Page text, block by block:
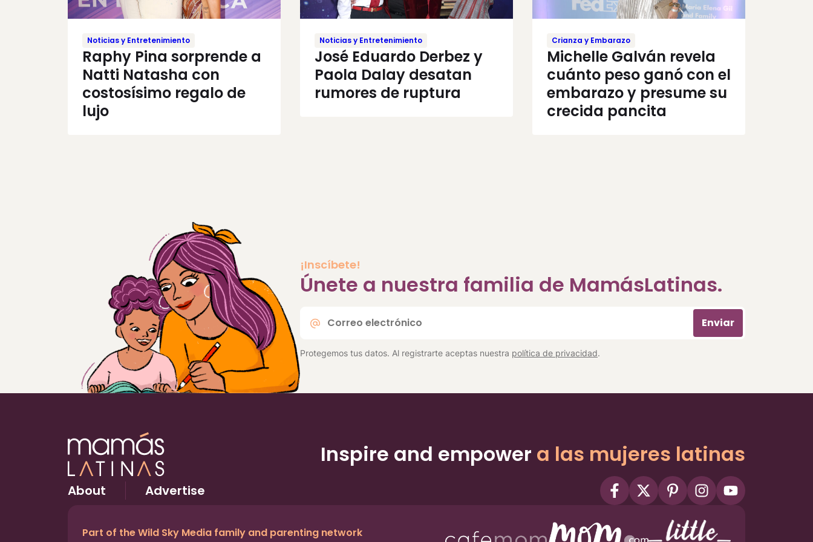
Noticias y Entretenimiento
Raphy Pina sorprende a
Natti Natasha con
costosísimo regalo de
lujo
Noticias y Entretenimiento
José Eduardo Derbez y
Paola Dalay desatan
rumores de ruptura
Crianza y Embarazo
Michelle Galván revela
cuánto peso ganó con el
embarazo y presume su
crecida pancita
¡Inscíbete!
Únete a nuestra familia de MamásLatinas.
electrónico
Enviar
Protegemos tus datos. Al registrarte aceptas nuestra política de privacidad.
Inspire and empower a las mujeres latinas
About Advertise
Part of the Wild Sky Media family and parenting network